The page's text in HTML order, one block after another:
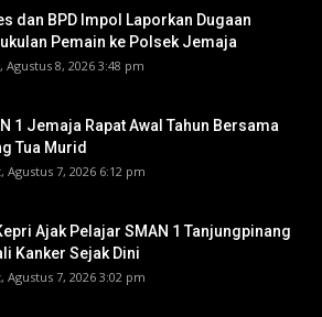
dan BPD Impol Laporkan Dugaan
Pemain ke Polsek Jemaja
Agustus 8, 2026 3:48 pm
1 Jemaja Rapat Awal Tahun Bersama
Tua Murid
Agustus 7, 2026 6:12 pm
Ajak Pelajar SMAN 1 Tanjungpinang
Kanker Sejak Dini
Agustus 7, 2026 3:02 pm